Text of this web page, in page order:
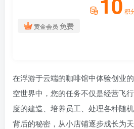
积
黄金会员 免费
在浮游于云端的咖啡馆中体验创业
空世界中，您的任务不仅是经营飞
度的建造、培养员工、处理各种随
背后的秘密，从小店铺逐步成长为天